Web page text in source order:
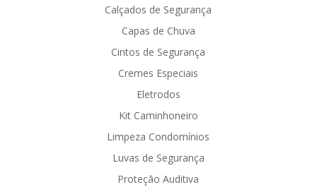
Calçados de Segurança
Capas de Chuva
Cintos de Segurança
Cremes Especiais
Eletrodos
Kit Caminhoneiro
Limpeza Condomínios
Luvas de Segurança
Proteção Auditiva